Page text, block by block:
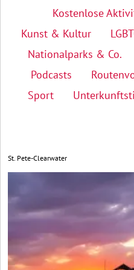
Kostenlose
Kunst & Kultur
Nationalparks & Co.
Podcasts
Sport
St. Pete-Clearwater